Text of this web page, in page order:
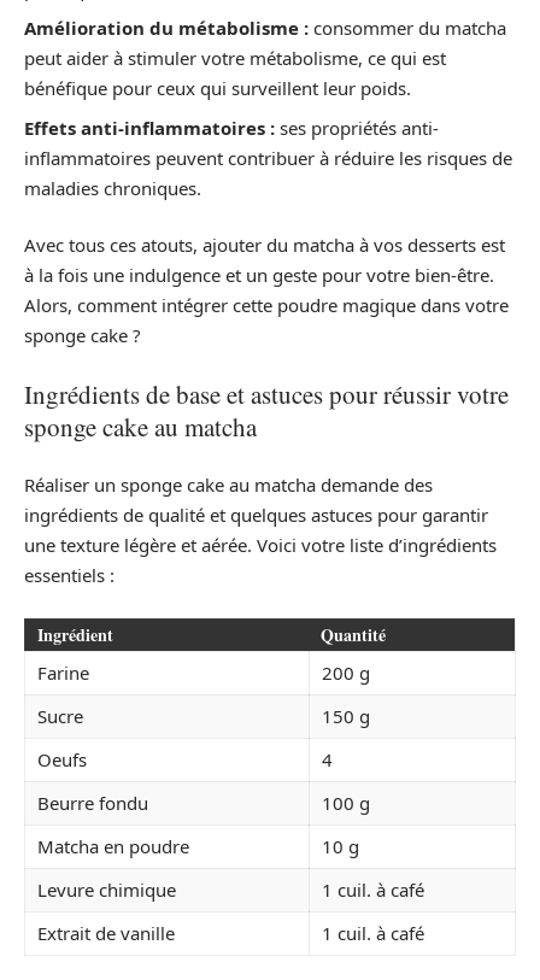
Amélioration du métabolisme : consommer du matcha
peut aider à stimuler votre métabolisme, ce qui est
bénéfique pour ceux qui surveillent leur poids.
Effets anti-inflammatoires : ses propriétés anti-
inflammatoires peuvent contribuer à réduire les risques de
maladies chroniques.
Avec tous ces atouts, ajouter du matcha à vos desserts est
à la fois une indulgence et un geste pour votre bien-être.
Alors, comment intégrer cette poudre magique dans votre
sponge cake ?
Ingrédients de base et astuces pour réussir votre
sponge cake au matcha
Réaliser un sponge cake au matcha demande des
ingrédients de qualité et quelques astuces pour garantir
une texture légère et aérée. Voici votre liste d’ingrédients
essentiels :
Ingrédient Quantité
Farine
200 g
Sucre
150 g
Oeufs
4
Beurre fondu
100 g
Matcha en poudre
10 g
Levure chimique
1 cuil. à café
Extrait de vanille
1 cuil. à café